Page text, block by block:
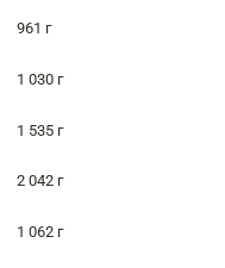
961 г
1 030 г
1 535 г
2 042 г
1 062 г